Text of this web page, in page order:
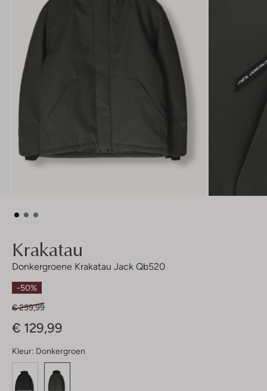
Krakatau
Donkergroene Krakatau Jack Qb520
-50%
€ 259,99
€ 129,99
Kleur: Donkergroen